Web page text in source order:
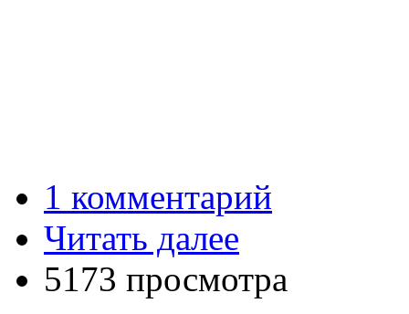
1 комментарий
Читать далее
5173 просмотра